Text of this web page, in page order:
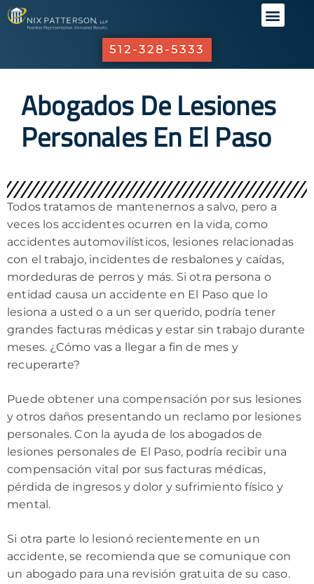
512-328-5333
Abogados De Lesiones
Personales En El Paso
Todos tratamos de mantenernos a salvo, pero a
veces los accidentes ocurren en la vida, como
accidentes automovilísticos, lesiones relacionadas
con el trabajo, incidentes de resbalones y caídas,
mordeduras de perros y más. Si otra persona o
entidad causa un accidente en El Paso que lo
lesiona a usted o a un ser querido, podría tener
grandes facturas médicas y estar sin trabajo durante
meses. ¿Cómo vas a llegar a fin de mes y
recuperarte?
Puede obtener una compensación por sus lesiones
y otros daños presentando un reclamo por lesiones
personales. Con la ayuda de los abogados de
lesiones personales de El Paso, podría recibir una
compensación vital por sus facturas médicas,
pérdida de ingresos y dolor y sufrimiento físico y
mental.
Si otra parte lo lesionó recientemente en un
accidente, se recomienda que se comunique con
un abogado para una revisión gratuita de su caso.